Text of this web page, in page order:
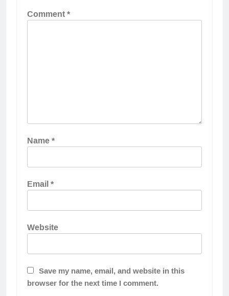
Comment*
Name*
Email*
Website
Save my name, email, and website in this
browser for the next time I comment.